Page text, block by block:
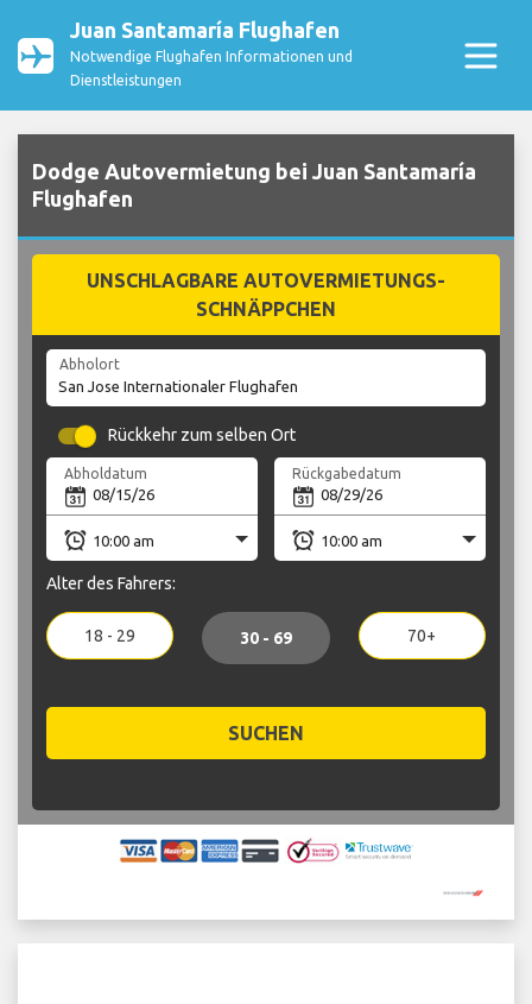
Juan Santamaría Flughafen
Notwendige Flughafen Informationen und
Dienstleistungen
Dodge Autovermietung bei Juan Santamaría
Flughafen
UNSCHLAGBARE AUTOVERMIETUNGS-
SCHNÄPPCHEN
Abholort
Rückkehr zum selben Ort
Abholdatum Rückgabedatum
Alter des Fahrers:
18 - 29 30 - 69 70+
SUCHEN